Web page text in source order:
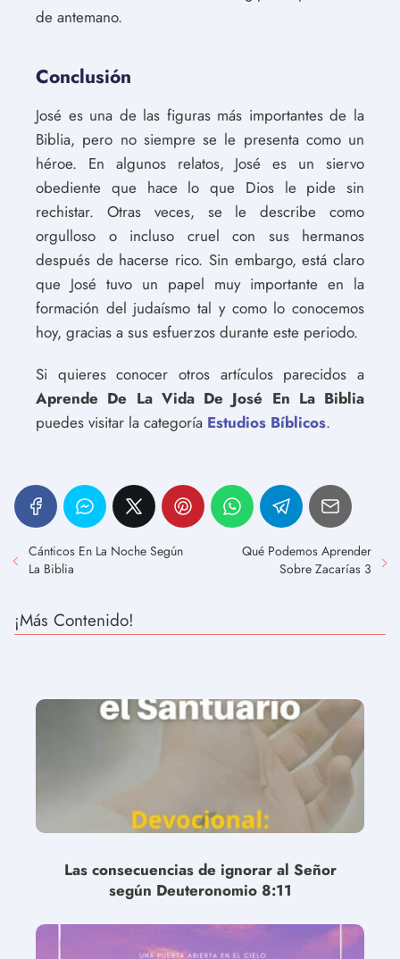
de antemano.
Conclusión
José es una de las figuras más importantes de la
Biblia, pero no siempre se le presenta como un
héroe. En algunos relatos, José es un siervo
obediente que hace lo que Dios le pide sin
rechistar. Otras veces, se le describe como
orgulloso o incluso cruel con sus hermanos
después de hacerse rico. Sin embargo, está claro
que José tuvo un papel muy importante en la
formación del judaísmo tal y como lo conocemos
hoy, gracias a sus esfuerzos durante este periodo.
Si quieres conocer otros artículos parecidos a
Aprende De La Vida De José En La Biblia
puedes visitar la categoría Estudios Bíblicos.
Cánticos En La Noche Según
La Biblia
Qué Podemos Aprender
Sobre Zacarías 3
¡Más Contenido!
Las consecuencias de ignorar al Señor
según Deuteronomio 8:11